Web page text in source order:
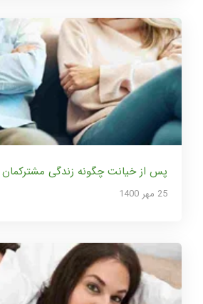
پس از خیانت چگونه زندگی
25 مهر 1400